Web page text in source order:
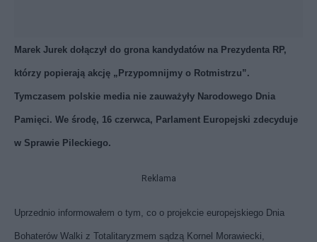
Marek Jurek dołączył do grona kandydatów na Prezydenta RP,
którzy popierają akcję „Przypomnijmy o Rotmistrzu”.
Tymczasem polskie media nie zauważyły Narodowego Dnia
Pamięci. We środę, 16 czerwca, Parlament Europejski zdecyduje
w Sprawie Pileckiego.
Reklama
Uprzednio informowałem o tym, co o projekcie europejskiego Dnia
Bohaterów Walki z Totalitaryzmem sądzą Kornel Morawiecki,